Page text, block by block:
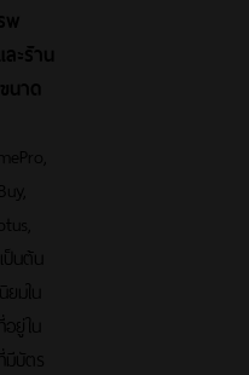
พ
ะร้าน
นาด
นต้น
มใน
ยู่ใน
มีบัตร